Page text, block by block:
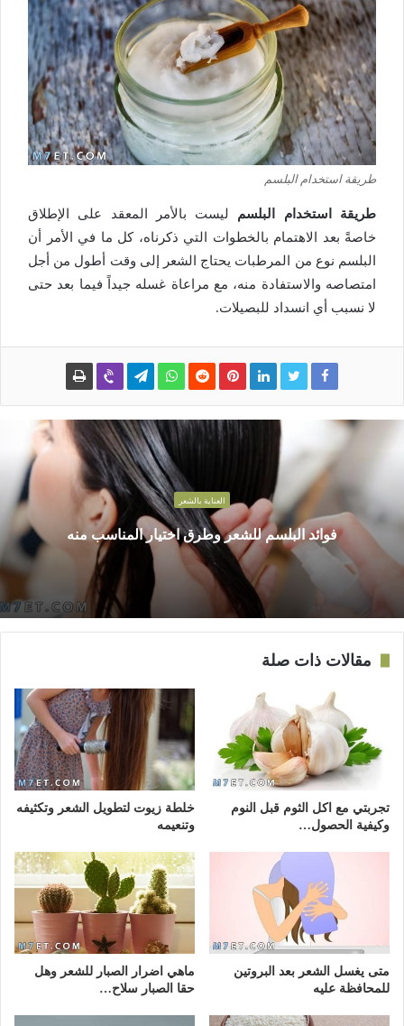
طريقة استخدام البلسم
طريقة استخدام البلسم ليست بالأمر المعقد على الإطلاق
خاصةً بعد الاهتمام بالخطوات التي ذكرناه، كل ما في الأمر أن
البلسم نوع من المرطبات يحتاج الشعر إلى وقت أطول من أجل
امتصاصه والاستفادة منه، مع مراعاة غسله جيداً فيما بعد حتى
لا نسبب أي انسداد للبصيلات.
العناية بالشعر
فوائد البلسم للشعر وطرق اختيار المناسب منه
مقالات ذات صلة
تجربتي مع اكل الثوم قبل النوم
وكيفية الحصول…
خلطة زيوت لتطويل الشعر وتكثيفه
وتنعيمه
متى يغسل الشعر بعد البروتين
للمحافظة عليه
ماهي اضرار الصبار للشعر وهل
حقا الصبار سلاح…